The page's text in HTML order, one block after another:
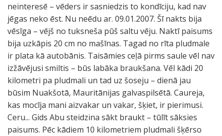
neinteresē – vēders ir sasniedzis to kondīciju, kad nav
jēgas neko ēst. Nu neēdu ar. 09.01.2007. Šī nakts bija
vēsīga – vējš no tuksneša pūš saltu vēju. Naktī paisums
bija uzkāpis 20 cm no mašīnas. Tagad no rīta pludmale
ir plata kā autobānis. Taisāmies ceļā pirms saule vēl nav
izžāvējusi smiltis – būs labāka braukšana. Vēl kādi 20
kilometri pa pludmali un tad uz šoseju – dienā jau
būsim Nuakšotā, Mauritānijas galvaspilsētā. Caureja,
kas mocīja mani aizvakar un vakar, šķiet, ir pierimusi.
Ceru... Gids Abu steidzina sākt braukt – tūlīt sāksies
paisums. Pēc kādiem 10 kilometriem pludmali šķērso